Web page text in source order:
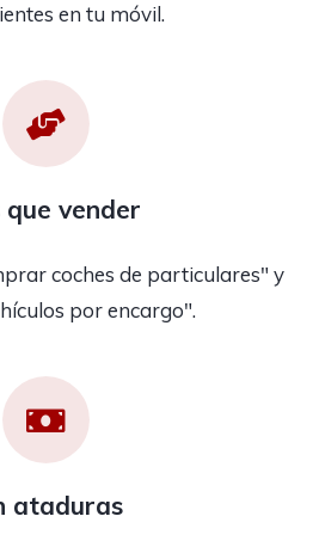
en tu móvil.
que vender
coches de particulares" y
por encargo".
ataduras